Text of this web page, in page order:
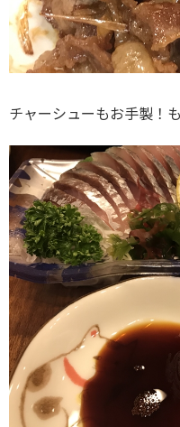
チャーシューもお手製！